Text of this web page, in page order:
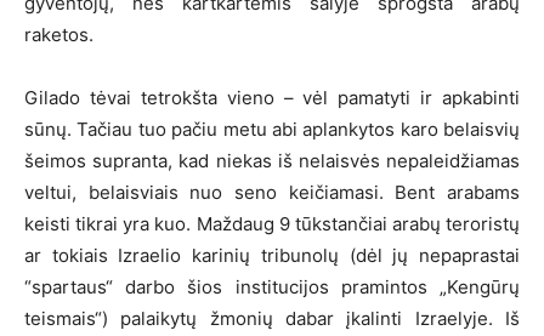
raketos.
Gilado tėvai tetrokšta vieno – vėl pamatyti ir apkabinti
sūnų. Tačiau tuo pačiu metu abi aplankytos karo belaisvių
šeimos supranta, kad niekas iš nelaisvės nepaleidžiamas
veltui, belaisviais nuo seno keičiamasi. Bent arabams
keisti tikrai yra kuo. Maždaug 9 tūkstančiai arabų teroristų
ar tokiais Izraelio karinių tribunolų (dėl jų nepaprastai
“spartaus“ darbo šios institucijos pramintos „Kengūrų
teismais“) palaikytų žmonių dabar įkalinti Izraelyje. Iš